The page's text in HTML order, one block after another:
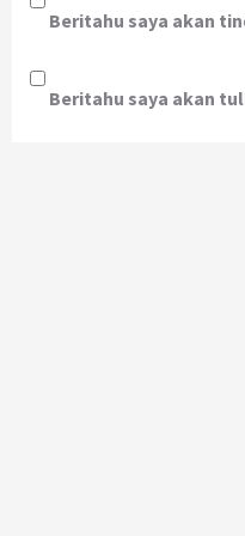
Beritahu saya akan
Beritahu saya akan